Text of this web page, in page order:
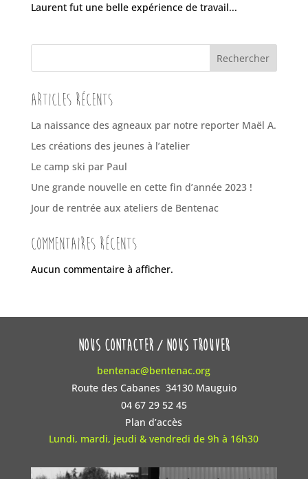
Laurent fut une belle expérience de travail...
Rechercher
Articles récents
La naissance des agneaux par notre reporter Maël A.
Les créations des jeunes à l’atelier
Le camp ski par Paul
Une grande nouvelle en cette fin d’année 2023 !
Jour de rentrée aux ateliers de Bentenac
Commentaires récents
Aucun commentaire à afficher.
nous contacter / nous trouver
bentenac@bentenac.org
Route des Cabanes 34130 Mauguio
04 67 29 52 45
Plan d’accès
Lundi, mardi, jeudi & vendredi de 9h à 16h30